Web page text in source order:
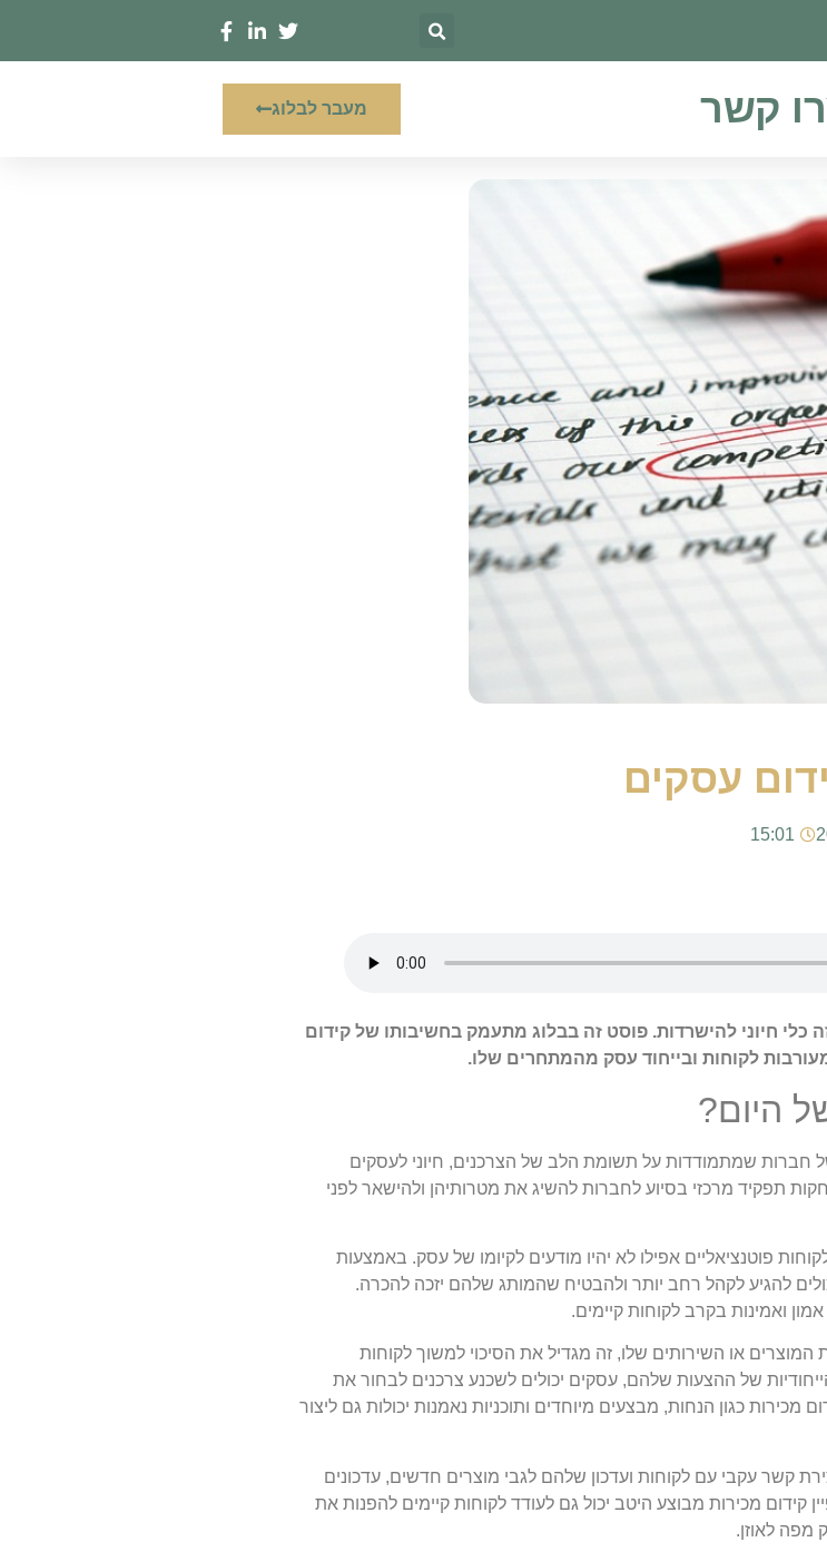
קשר מעבר לבלוג
עסקים
15:01
חיוני להישרדות. פוסט זה בבלוג מתעמק בחשיבותו של קידום
לקוחות ובייחוד עסק מהמתחרים שלו.
היום?
שמתמודדות על תשומת הלב של הצרכנים, חיוני לעסקים
תפקיד מרכזי בסיוע לחברות להשיג את מטרותיהן ולהישאר לפני
פוטנציאליים אפילו לא יהיו מודעים לקיומו של עסק. באמצעות
להגיע לקהל רחב יותר ולהבטיח שהמותג שלהם יזכה להכרה.
ואמינות בקרב לקוחות קיימים.
או השירותים שלו, זה מגדיל את הסיכוי למשוך לקוחות
של ההצעות שלהם, עסקים יכולים לשכנע צרכנים לבחור את
כגון הנחות, מבצעים מיוחדים ותוכניות נאמנות יכולות גם ליצור
קשר עקבי עם לקוחות ועדכון שלהם לגבי מוצרים חדשים, עדכונים
קידום מכירות מבוצע היטב יכול גם לעודד לקוחות קיימים להפנות את
מפה לאוזן.